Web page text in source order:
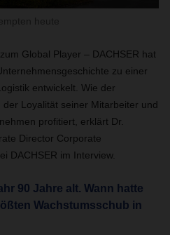
Global Player – DACHSER hat
zu einer
entwickelt. Wie der
Loyalität seiner Mitarbeiter und
profitiert, erklärt Dr.
Director Corporate
DACHSER im Interview.
90 Jahre alt. Wann hatte
Wachstumsschub in